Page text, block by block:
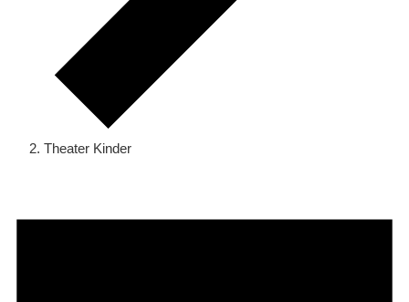
Theater Kinder